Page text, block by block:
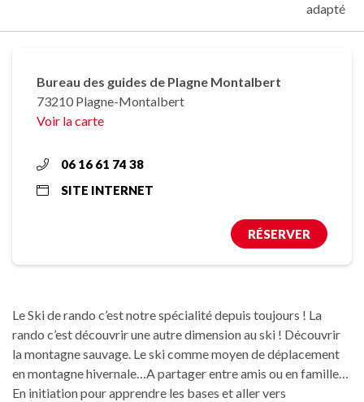
adapté
Bureau des guides de Plagne Montalbert
73210 Plagne-Montalbert
Voir la carte
06 16 61 74 38
SITE INTERNET
RÉSERVER
Le Ski de rando c’est notre spécialité depuis toujours ! La
rando c’est découvrir une autre dimension au ski ! Découvrir
la montagne sauvage. Le ski comme moyen de déplacement
en montagne hivernale…A partager entre amis ou en famille…
En initiation pour apprendre les bases et aller vers